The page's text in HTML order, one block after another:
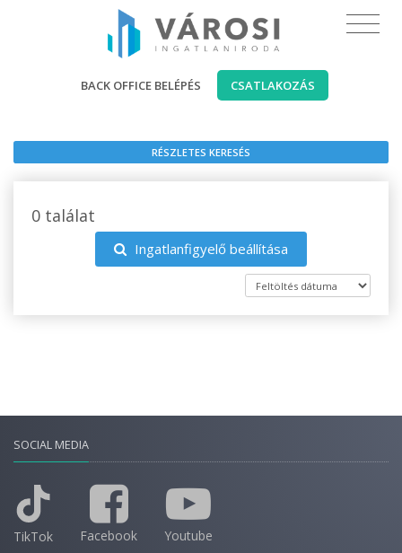
BACK OFFICE BELÉPÉS CSATLAKOZÁS
RÉSZLETES KERESÉS
0 találat
Ingatlanfigyelő beállítása
SOCIAL MEDIA
TikTok Facebook Youtube